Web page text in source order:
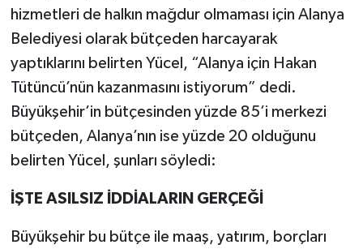
hizmetleri de halkın mağdur olmaması için Alanya
Belediyesi olarak bütçeden harcayarak
yaptıklarını belirten Yücel, “Alanya için Hakan
Tütüncü’nün kazanmasını istiyorum” dedi.
Büyükşehir’in bütçesinden yüzde 85’i merkezi
bütçeden, Alanya’nın ise yüzde 20 olduğunu
belirten Yücel, şunları söyledi:
İŞTE ASILSIZ İDDİALARIN GERÇEĞİ
Büyükşehir bu bütçe ile maaş, yatırım, borçları